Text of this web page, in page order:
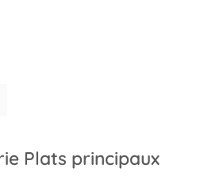
Plats principaux